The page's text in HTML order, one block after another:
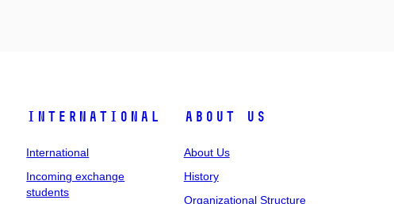
International
International
Incoming exchange
students
About Us
About Us
History
Organizational Structure